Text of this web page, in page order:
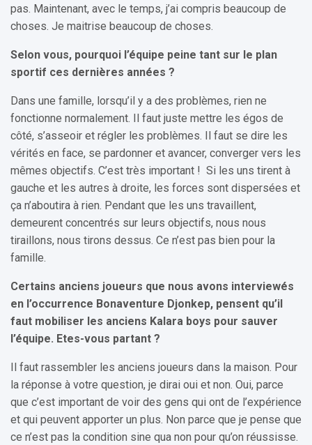
pas. Maintenant, avec le temps, j’ai compris beaucoup de
choses. Je maitrise beaucoup de choses.
Selon vous, pourquoi l’équipe peine tant sur le plan
sportif ces dernières années ?
Dans une famille, lorsqu’il y a des problèmes, rien ne
fonctionne normalement. Il faut juste mettre les égos de
côté, s’asseoir et régler les problèmes. Il faut se dire les
vérités en face, se pardonner et avancer, converger vers les
mêmes objectifs. C’est très important ! Si les uns tirent à
gauche et les autres à droite, les forces sont dispersées et
ça n’aboutira à rien. Pendant que les uns travaillent,
demeurent concentrés sur leurs objectifs, nous nous
tiraillons, nous tirons dessus. Ce n’est pas bien pour la
famille.
Certains anciens joueurs que nous avons interviewés
en l’occurrence Bonaventure Djonkep, pensent qu’il
faut mobiliser les anciens Kalara boys pour sauver
l’équipe. Etes-vous partant ?
Il faut rassembler les anciens joueurs dans la maison. Pour
la réponse à votre question, je dirai oui et non. Oui, parce
que c’est important de voir des gens qui ont de l’expérience
et qui peuvent apporter un plus. Non parce que je pense que
ce n’est pas la condition sine qua non pour qu’on réussisse.